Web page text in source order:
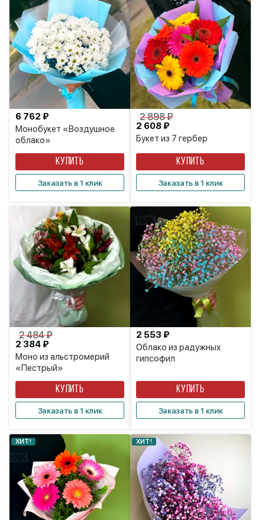
Монобукет «Воздушное
облако»
6 762 ₽
КУПИТЬ
Заказать в 1 клик
Букет из 7 гербер
2 608 ₽
2 898 ₽
КУПИТЬ
Заказать в 1 клик
Моно из альстромерий
«Пестрый»
2 384 ₽
2 484 ₽
КУПИТЬ
Заказать в 1 клик
Облако из радужных
гипсофил
2 553 ₽
КУПИТЬ
Заказать в 1 клик
ХИТ! ХИТ!